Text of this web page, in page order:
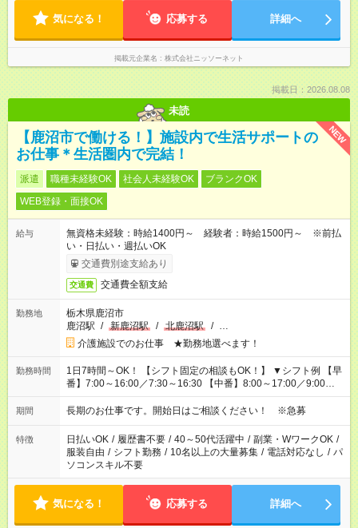
気になる！ 応募する 詳細へ
掲載元企業名 株式会社ニッソーネット
掲載日：2026.08.08
未読
NEW
【鹿沼市で働ける！】施設内で生活サポートの
お仕事＊生活圏内で完結！
派遣 職種未経験OK 社会人未経験OK
ブランクOK
WEB登録・面接OK
給与
無資格未経験：時給1400円～ 経験者：時給1500円～ ※前払
い・日払い・週払いOK
交通費別途支給あり
交通費 交通費全額支給
勤務地
栃木県鹿沼市
鹿沼駅 / 新鹿沼駅 / 北鹿沼駅 / …
介護施設でのお仕事 ★勤務地選べます！
勤務時間
1日7時間～OK！ 【シフト固定の相談もOK！】 ▼シフト例 【早
番】7:00～16:00／7:30～16:30 【中番】8:00～17:00／9:00～
18:00 【遅番】11:00～20:00／13:00～22:00
期間 長期のお仕事です。開始日はご相談ください！ ※急募
特徴 日払いOK / 履歴書不要 / 40～50代活躍中 / 副業・WワークOK /
服装自由 / シフト勤務 / 10名以上の大量募集 / 電話対応なし / パ
ソコンスキル不要
気になる！ 応募する 詳細へ